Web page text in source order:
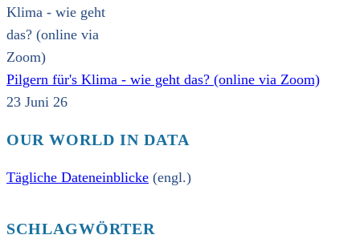
Pilgern für's Klima - wie geht das? (online via Zoom)
23 Juni 26
OUR WORLD IN DATA
Tägliche Dateneinblicke (engl.)
SCHLAGWÖRTER